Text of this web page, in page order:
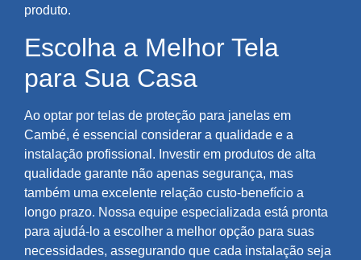
produto.
Escolha a Melhor Tela
para Sua Casa
Ao optar por telas de proteção para janelas em
Cambé, é essencial considerar a qualidade e a
instalação profissional. Investir em produtos de alta
qualidade garante não apenas segurança, mas
também uma excelente relação custo-benefício a
longo prazo. Nossa equipe especializada está pronta
para ajudá-lo a escolher a melhor opção para suas
necessidades, assegurando que cada instalação seja